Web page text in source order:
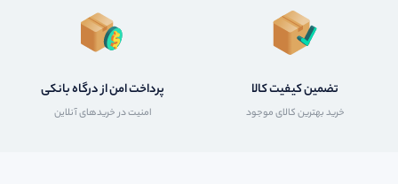
تضمین کیفیت کالا
خرید بهترین کالای موجود
پرداخت امن از درگاه بانکی
امنیت در خریدهای آنلاین